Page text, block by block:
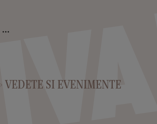
...
> VEDETE SI EVENIMENTE